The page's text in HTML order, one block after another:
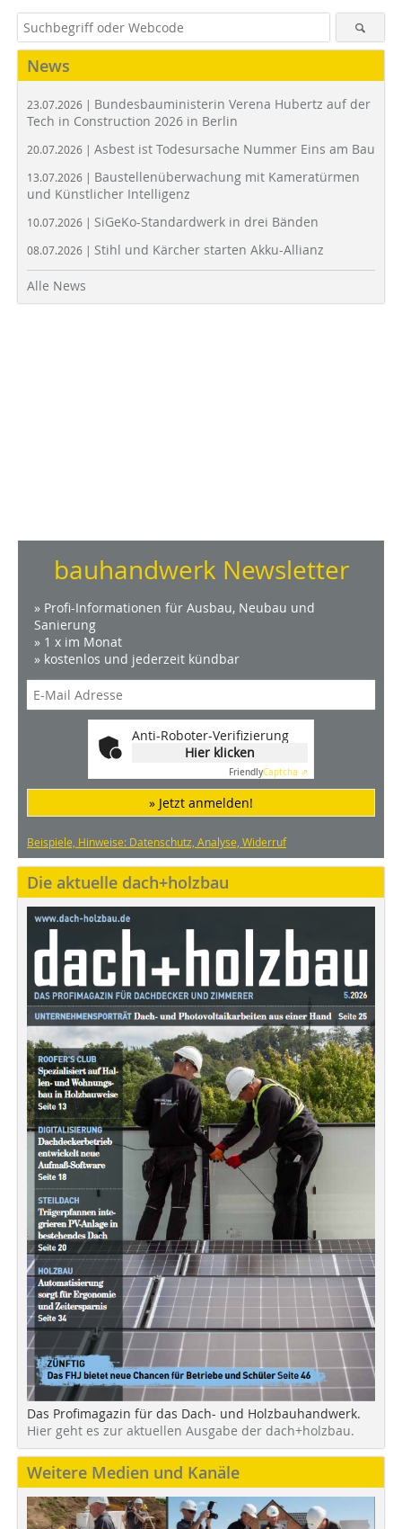
News
23.07.2026 | Bundesbauministerin Verena Hubertz auf der
Tech in Construction 2026 in Berlin
20.07.2026 | Asbest ist Todesursache Nummer Eins am Bau
13.07.2026 | Baustellenüberwachung mit Kameratürmen
und Künstlicher Intelligenz
10.07.2026 | SiGeKo-Standardwerk in drei Bänden
08.07.2026 | Stihl und Kärcher starten Akku-Allianz
Alle News
bauhandwerk Newsletter
» Profi-Informationen für Ausbau, Neubau und
Sanierung
» 1 x im Monat
» kostenlos und jederzeit kündbar
Anti-Roboter-Verifizierung
Hier klicken
FriendlyCaptcha ⇗
» Jetzt anmelden!
Beispiele, Hinweise: Datenschutz, Analyse, Widerruf
Die aktuelle dach+holzbau
Das Profimagazin für das Dach- und Holzbauhandwerk.
Hier geht es zur aktuellen Ausgabe der dach+holzbau.
Weitere Medien und Kanäle